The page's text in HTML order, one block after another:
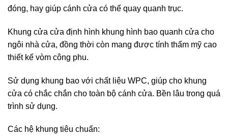
đóng, hay giúp cánh cửa có thể quay quanh trục.
Khung cửa cửa định hình khung hình bao quanh cửa cho
ngôi nhà cửa, đồng thời còn mang được tính thẩm mỹ cao
thiết kế vòm công phu.
Sử dụng khung bao với chất liệu WPC, giúp cho khung
cửa có chắc chắn cho toàn bộ cánh cửa. Bền lâu trong quá
trình sử dụng.
Các hệ khung tiêu chuẩn: